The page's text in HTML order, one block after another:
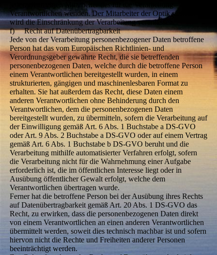
jederzeit an einen Mitarbeiter des für die Verarbeitung
Verantwortlichen wenden. Der Mitarbeiter der Optik sichtbar
wird die Einschränkung der Verarbeitung veranlassen.
f) Recht auf Datenübertragbarkeit
Jede von der Verarbeitung personenbezogener Daten betroffene
Person hat das vom Europäischen Richtlinien- und
Verordnungsgeber gewährte Recht, die sie betreffenden
personenbezogenen Daten, welche durch die betroffene Person
einem Verantwortlichen bereitgestellt wurden, in einem
strukturierten, gängigen und maschinenlesbaren Format zu
erhalten. Sie hat außerdem das Recht, diese Daten einem
anderen Verantwortlichen ohne Behinderung durch den
Verantwortlichen, dem die personenbezogenen Daten
bereitgestellt wurden, zu übermitteln, sofern die Verarbeitung auf
der Einwilligung gemäß Art. 6 Abs. 1 Buchstabe a DS-GVO
oder Art. 9 Abs. 2 Buchstabe a DS-GVO oder auf einem Vertrag
gemäß Art. 6 Abs. 1 Buchstabe b DS-GVO beruht und die
Verarbeitung mithilfe automatisierter Verfahren erfolgt, sofern
die Verarbeitung nicht für die Wahrnehmung einer Aufgabe
erforderlich ist, die im öffentlichen Interesse liegt oder in
Ausübung öffentlicher Gewalt erfolgt, welche dem
Verantwortlichen übertragen wurde.
Ferner hat die betroffene Person bei der Ausübung ihres Rechts
auf Datenübertragbarkeit gemäß Art. 20 Abs. 1 DS-GVO das
Recht, zu erwirken, dass die personenbezogenen Daten direkt
von einem Verantwortlichen an einen anderen Verantwortlichen
übermittelt werden, soweit dies technisch machbar ist und sofern
hiervon nicht die Rechte und Freiheiten anderer Personen
beeinträchtigt werden.